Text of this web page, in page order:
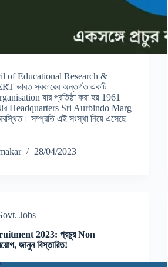
of Educational Research &
ভারত সরকারের অন্তর্গত একটি
যার প্রতিষ্ঠা করা হয় 1961
Headquarters Sri Aurbindo Marg
সম্প্রতি এই সংস্থা নিয়ে এসেছে
28/04/2023
Jobs
2023: প্রচুর Non
জানুন বিস্তারিত!